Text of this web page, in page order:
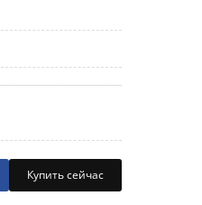
Купить сейчас